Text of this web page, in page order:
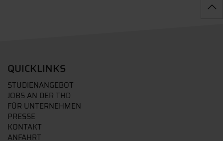
QUICKLINKS
STUDIENANGEBOT
JOBS AN DER THD
FÜR UNTERNEHMEN
PRESSE
KONTAKT
ANFAHRT